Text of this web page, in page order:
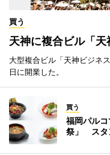
買う
天神に複合ビル「
大型複合ビル「天神ビジネ
日に開業した。
買う
福岡パル
祭」 スタ